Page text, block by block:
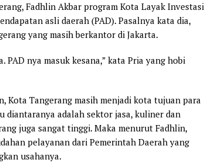
Fadhlin Akbar program Kota Layak Investasi
asli daerah (PAD). Pasalnya kata dia,
yang masih berkantor di Jakarta.
PAD nya masuk kesana,” kata Pria yang hobi
Kota Tangerang masih menjadi kota tujuan para
adalah sektor jasa, kuliner dan
juga sangat tinggi. Maka menurut Fadhlin,
pelayanan dari Pemerintah Daerah yang
usahanya.